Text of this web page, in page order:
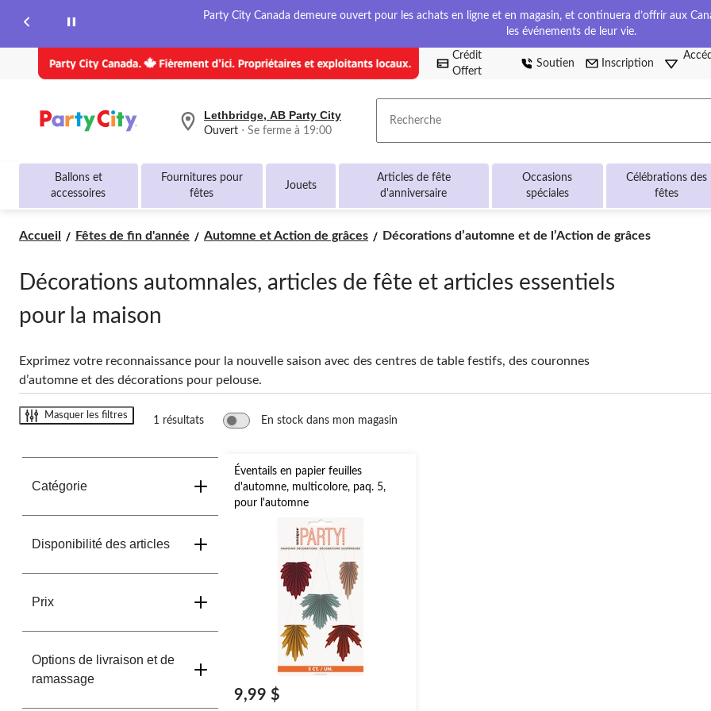
Party City Canada demeure ouvert pour les achats en ligne et en magasin, et continuera d’offrir aux
les événements de leur vie.
Crédit
Offert
Soutien Inscription
votre
Lethbridge,
AB
Party
courament
ferme
à
changer
Lethbridge, AB Party City
Ouvert ⋅ Se ferme à 19:00 Recherche
Ballons et
accessoires
Fournitures pour
fêtes
Jouets
Articles de fête
d'anniversaire
Occasions
spéciales
Célébrations des
fêtes
Accueil Fêtes de fin d'année Automne et Action de grâces
Décorations
de
Décorations d’automne et de l’Action de grâces
Décorations automnales, articles de fête et articles essentiels
pour la maison
Exprimez votre reconnaissance pour la nouvelle saison avec des centres de table festifs, des couronnes
d’automne et des décorations pour pelouse.
Masquer les filtres 1 résultats En stock dans mon magasin
Catégorie
Disponibilité des articles
Prix
Options de livraison et de
ramassage
Éventails en papier feuilles
d'automne, multicolore, paq. 5,
pour l'automne
9,99 $